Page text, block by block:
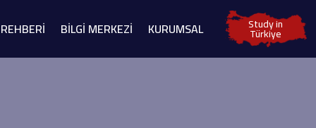
BİLGİ MERKEZİ KURUMSAL Study in
Türkiye